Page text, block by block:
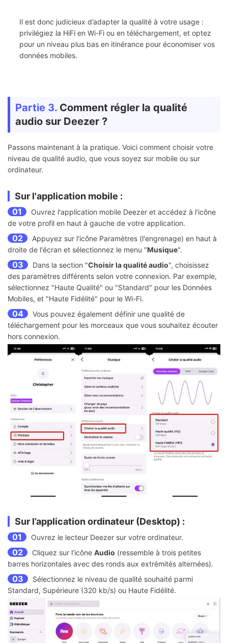
Il est donc judicieux d’adapter la qualité à votre usage :
privilégiez la HiFi en Wi-Fi ou en téléchargement, et optez
pour un niveau plus bas en itinérance pour économiser vos
données mobiles.
Partie 3. Comment régler la qualité
audio sur Deezer ?
Passons maintenant à la pratique. Voici comment choisir votre
niveau de qualité audio, que vous soyez sur mobile ou sur
ordinateur.
Sur l'application mobile :
01
Ouvrez l'application mobile Deezer et accédez à l'icône
de votre profil en haut à gauche de votre application.
02
Appuyez sur l'icône Paramètres (l'engrenage) en haut à
droite de l'écran et sélectionnez le menu "Musique".
03 Dans la section "Choisir la qualité audio", choisissez
des paramètres différents selon votre connexion. Par exemple,
sélectionnez "Haute Qualité" ou "Standard" pour les Données
Mobiles, et "Haute Fidélité" pour le Wi-Fi.
04
Vous pouvez également définir une qualité de
téléchargement pour les morceaux que vous souhaitez écouter
hors connexion.
Sur l’application ordinateur (Desktop) :
01 Ouvrez le lecteur Deezer sur votre ordinateur.
02 Cliquez sur l’icône Audio (ressemble à trois petites
barres horizontales avec des ronds aux extrémités alternées).
03
Sélectionnez le niveau de qualité souhaité parmi
Standard, Supérieure (320 kb/s) ou Haute Fidélité.